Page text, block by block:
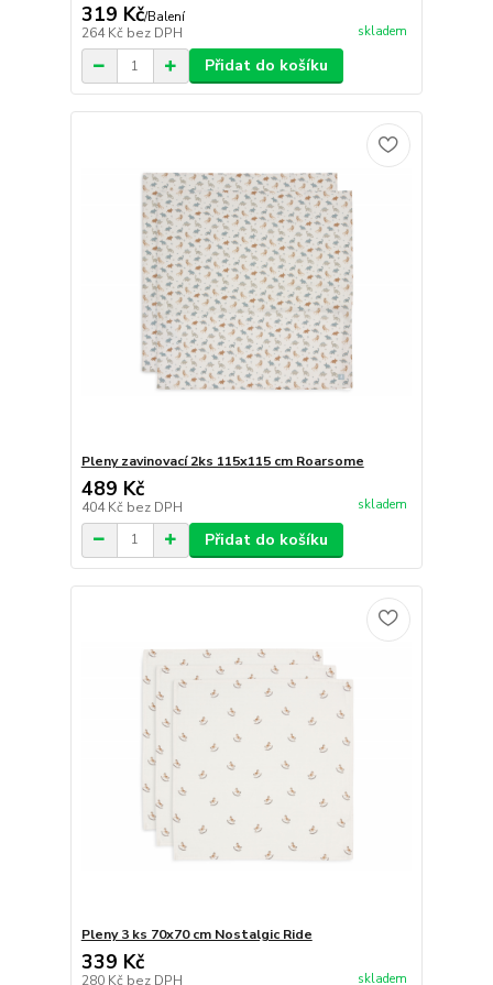
319 Kč/Balení
264 Kč bez DPH skladem
Přidat do košíku
Pleny zavinovací 2ks 115x115 cm Roarsome
489 Kč
404 Kč bez DPH skladem
Přidat do košíku
Pleny 3 ks 70x70 cm Nostalgic Ride
339 Kč
280 Kč bez DPH skladem